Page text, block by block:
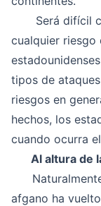
Será difícil
cualquier riesgo
tipos de
riesgos en
hechos, los
cuando ocurra
Al altura de
afgano ha